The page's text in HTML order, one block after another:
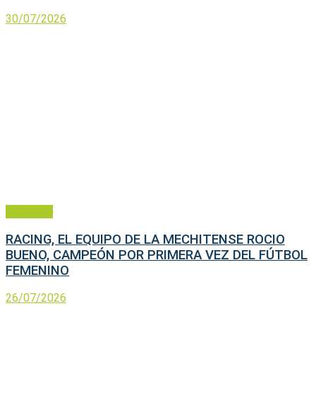
30/07/2026
RACING, EL EQUIPO DE LA MECHITENSE ROCIO
BUENO, CAMPEÓN POR PRIMERA VEZ DEL FÚTBOL
FEMENINO
26/07/2026